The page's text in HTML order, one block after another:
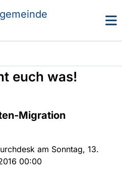
euch was!
Migration
am Sonntag, 13.
00:00